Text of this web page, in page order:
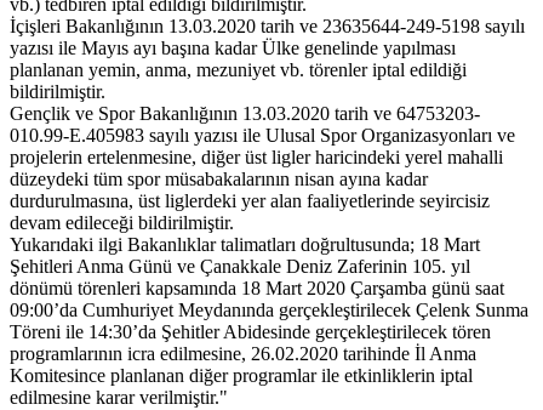
vb.) tedbiren iptal edildiği bildirilmiştir.
İçişleri Bakanlığının 13.03.2020 tarih ve 23635644-249-5198 sayılı
yazısı ile Mayıs ayı başına kadar Ülke genelinde yapılması
planlanan yemin, anma, mezuniyet vb. törenler iptal edildiği
bildirilmiştir.
Gençlik ve Spor Bakanlığının 13.03.2020 tarih ve 64753203-
010.99-E.405983 sayılı yazısı ile Ulusal Spor Organizasyonları ve
projelerin ertelenmesine, diğer üst ligler haricindeki yerel mahalli
düzeydeki tüm spor müsabakalarının nisan ayına kadar
durdurulmasına, üst liglerdeki yer alan faaliyetlerinde seyircisiz
devam edileceği bildirilmiştir.
Yukarıdaki ilgi Bakanlıklar talimatları doğrultusunda; 18 Mart
Şehitleri Anma Günü ve Çanakkale Deniz Zaferinin 105. yıl
dönümü törenleri kapsamında 18 Mart 2020 Çarşamba günü saat
09:00’da Cumhuriyet Meydanında gerçekleştirilecek Çelenk Sunma
Töreni ile 14:30’da Şehitler Abidesinde gerçekleştirilecek tören
programlarının icra edilmesine, 26.02.2020 tarihinde İl Anma
Komitesince planlanan diğer programlar ile etkinliklerin iptal
edilmesine karar verilmiştir."